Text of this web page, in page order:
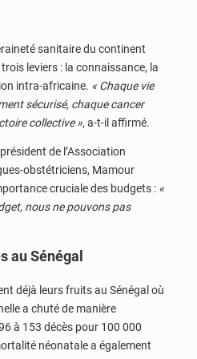
sanitaire du continent
leviers : la connaissance, la
intra-africaine. « Chaque vie
sécurisé, chaque cancer
collective », a-t-il affirmé.
de l’Association
obstétriciens, Mamour
cruciale des budgets : «
nous ne pouvons pas
au Sénégal
déjà leurs fruits au Sénégal où
a chuté de manière
à 153 décès pour 100 000
néonatale a également